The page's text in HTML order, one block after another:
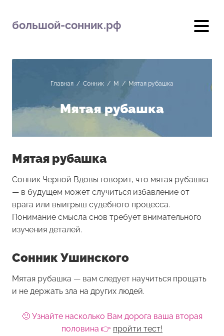
большой-сонник.рф
Главная / Сонник / М / Мятая рубашка
Мятая рубашка
Мятая рубашка
Сонник Черной Вдовы говорит, что мятая рубашка
— в будущем может случиться избавление от
врага или выигрыш судебного процесса.
Понимание смысла снов требует внимательного
изучения деталей.
Сонник Ушинского
Мятая рубашка — вам следует научиться прощать
и не держать зла на других людей.
🙂 Узнайте насколько Вам дорога ваша вторая
половина 👉 пройти тест!